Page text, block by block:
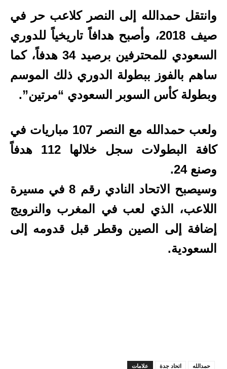
وانتقل حمدالله إلى النصر كلاعب حر في
صيف 2018، وأصبح هدافاً تاريخياً للدوري
السعودي للمحترفين برصيد 34 هدفاً، كما
ساهم بالفوز ببطولة الدوري ذلك الموسم
وبطولة كأس السوبر السعودي “مرتين”.
ولعب حمدالله مع النصر 107 مباريات في
كافة البطولات سجل خلالها 112 هدفاً
وصنع 24.
وسيصبح الاتحاد النادي رقم 8 في مسيرة
اللاعب، الذي لعب في المغرب والنرويج
إضافة إلى الصين وقطر قبل قدومه إلى
السعودية.
علامات اتحاد جدة حمدالله